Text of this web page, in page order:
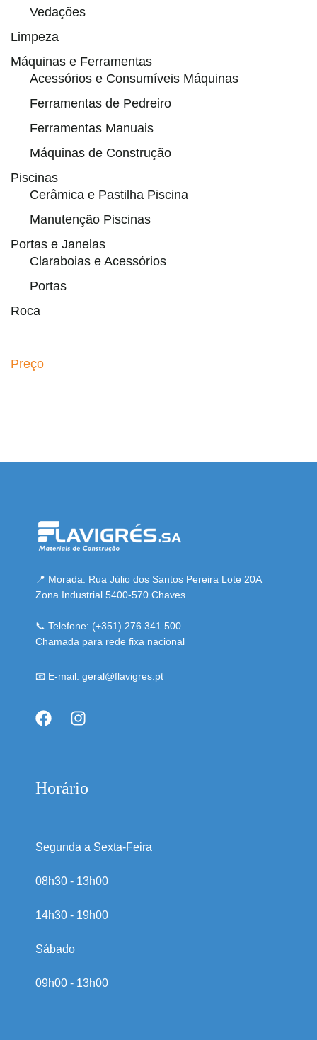
Vedações
Limpeza
Máquinas e Ferramentas
Acessórios e Consumíveis Máquinas
Ferramentas de Pedreiro
Ferramentas Manuais
Máquinas de Construção
Piscinas
Cerâmica e Pastilha Piscina
Manutenção Piscinas
Portas e Janelas
Claraboias e Acessórios
Portas
Roca
Preço
📍 Morada: Rua Júlio dos Santos Pereira Lote 20A
Zona Industrial 5400-570 Chaves
📞 Telefone: (+351) 276 341 500
Chamada para rede fixa nacional
📧 E-mail: geral@flavigres.pt
Horário
Segunda a Sexta-Feira
08h30 - 13h00
14h30 - 19h00
Sábado
09h00 - 13h00